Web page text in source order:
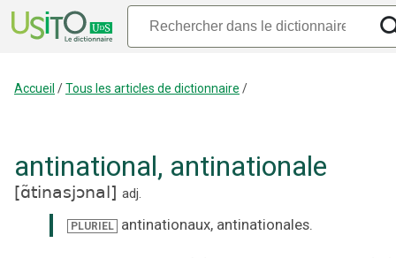
Accueil /Tous les articles de dictionnaire /
antinational, antinationale
[ɑ̃tinasjɔnal ] adj.
PLURIEL antinationaux, antinationales.